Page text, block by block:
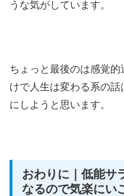
うな気がしています。
ちょっと最後のは感覚
けで人生は変わる系の
にしようと思います。
おわりに｜低能サ
なるので気楽にい